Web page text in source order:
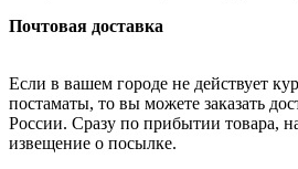
Почтовая доставка
Если в вашем городе не действует
постаматы, то вы можете заказать
России. Сразу по прибытии товара,
извещение о посылке.